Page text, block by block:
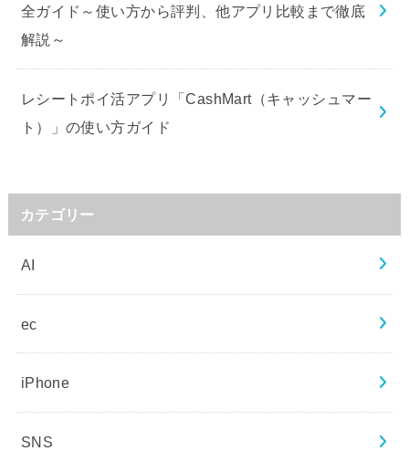
全ガイド～使い方から評判、他アプリ比較まで徹底
解説～
レシートポイ活アプリ「CashMart（キャッシュマー
ト）」の使い方ガイド
カテゴリー
AI
ec
iPhone
SNS